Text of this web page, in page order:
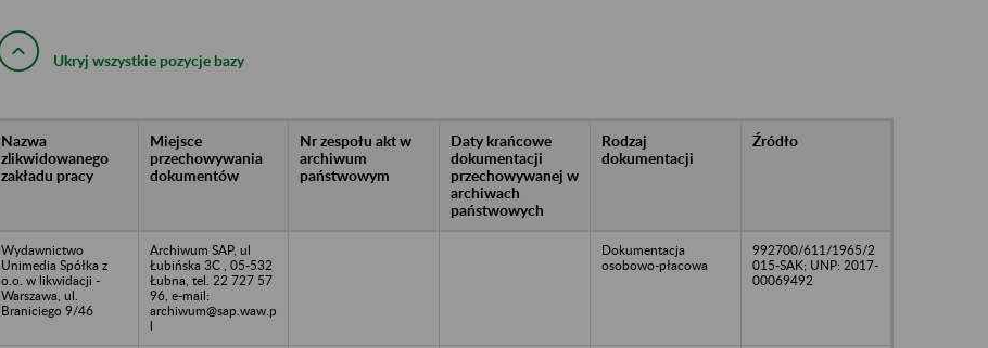
Ukryj wszystkie pozycje bazy
Nazwa
zlikwidowanego
zakładu pracy
Miejsce
przechowywania
dokumentów
Nr zespołu akt w
archiwum
państwowym
Daty krańcowe
dokumentacji
przechowywanej w
archiwach
państwowych
Rodzaj
dokumentacji
Źródło
Wydawnictwo
Unimedia Spółka z
o.o. w likwidacji -
Warszawa, ul.
Braniciego 9/46
Archiwum SAP, ul
Łubińska 3C , 05-532
Łubna, tel. 22 727 57
96, e-mail:
archiwum@sap.waw.p
l
Dokumentacja
osobowo-płacowa
992700/611/1965/2
015-SAK; UNP: 2017-
00069492